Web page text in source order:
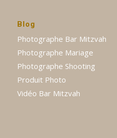
Blog
Photographe Bar Mitzvah
Photographe Mariage
Photographe Shooting
Produit Photo
Vidéo Bar Mitzvah